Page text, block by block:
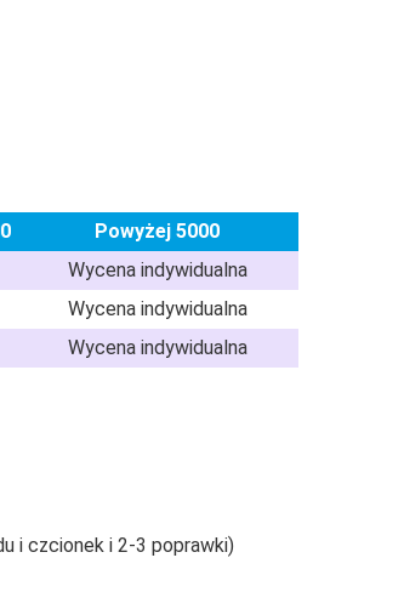
Powyżej 5000
Wycena indywidualna
Wycena indywidualna
Wycena indywidualna
i czcionek i 2-3 poprawki)